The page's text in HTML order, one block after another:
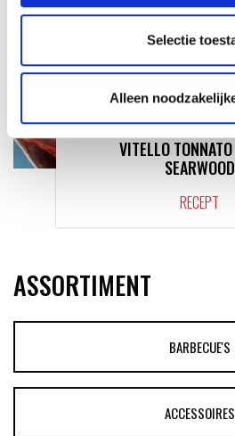
Selectie
Alleen
VITELLO
SEARWOOD
RECEPT
ASSORTIMENT
BARBECUE'S
ACCESSOIRES